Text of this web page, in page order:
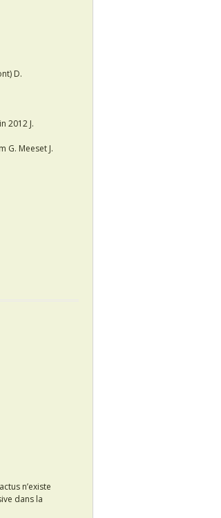
D.
2012 J.
G. Meeset J.
n’existe
dans la